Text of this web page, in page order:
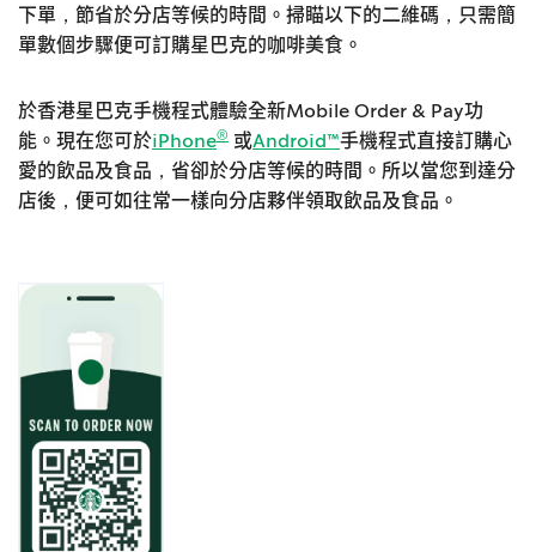
下單，節省於分店等候的時間。掃瞄以下的二維碼，只需簡
單數個步驟便可訂購星巴克的咖啡美食。
於香港星巴克手機程式體驗全新Mobile Order & Pay功
能。現在您可於iPhone® 或Android™手機程式直接訂購心
愛的飲品及食品，省卻於分店等候的時間。所以當您到達分
店後，便可如往常一樣向分店夥伴領取飲品及食品。